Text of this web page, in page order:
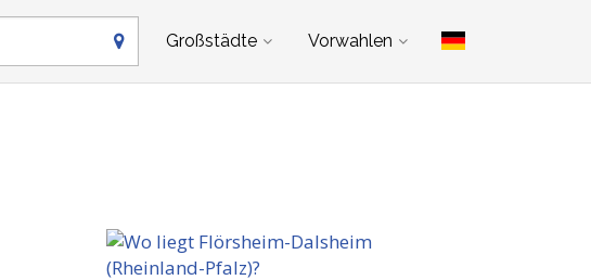
Großstädte Vorwahlen